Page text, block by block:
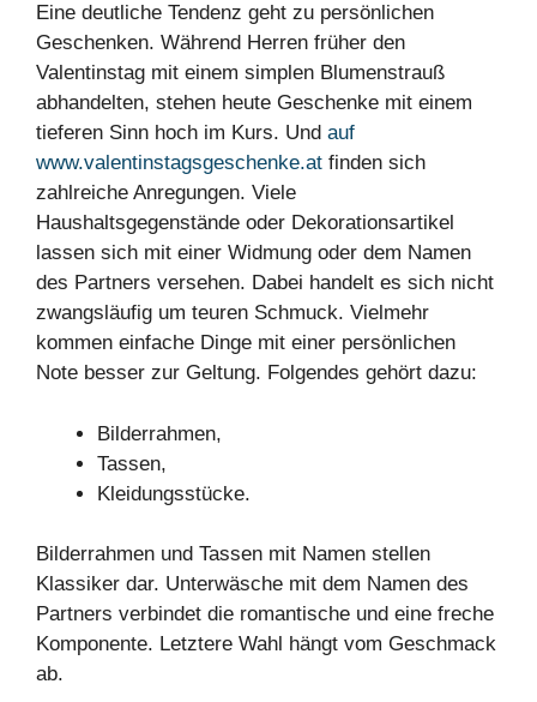
Eine deutliche Tendenz geht zu persönlichen
Geschenken. Während Herren früher den
Valentinstag mit einem simplen Blumenstrauß
abhandelten, stehen heute Geschenke mit einem
tieferen Sinn hoch im Kurs. Und auf
www.valentinstagsgeschenke.at finden sich
zahlreiche Anregungen. Viele
Haushaltsgegenstände oder Dekorationsartikel
lassen sich mit einer Widmung oder dem Namen
des Partners versehen. Dabei handelt es sich nicht
zwangsläufig um teuren Schmuck. Vielmehr
kommen einfache Dinge mit einer persönlichen
Note besser zur Geltung. Folgendes gehört dazu:
Bilderrahmen,
Tassen,
Kleidungsstücke.
Bilderrahmen und Tassen mit Namen stellen
Klassiker dar. Unterwäsche mit dem Namen des
Partners verbindet die romantische und eine freche
Komponente. Letztere Wahl hängt vom Geschmack
ab.